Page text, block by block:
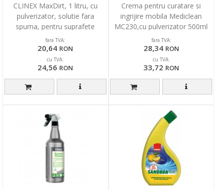
CLINEX MaxDirt, 1 litru, cu
pulverizator, solutie fara
spuma, pentru suprafete
murdare de grasime
fara TVA:
20,64 RON
cu TVA:
24,56 RON
Crema pentru curatare si
ingrijire mobila Mediclean
MC230,cu pulverizator 500ml
fara TVA:
28,34 RON
cu TVA:
33,72 RON